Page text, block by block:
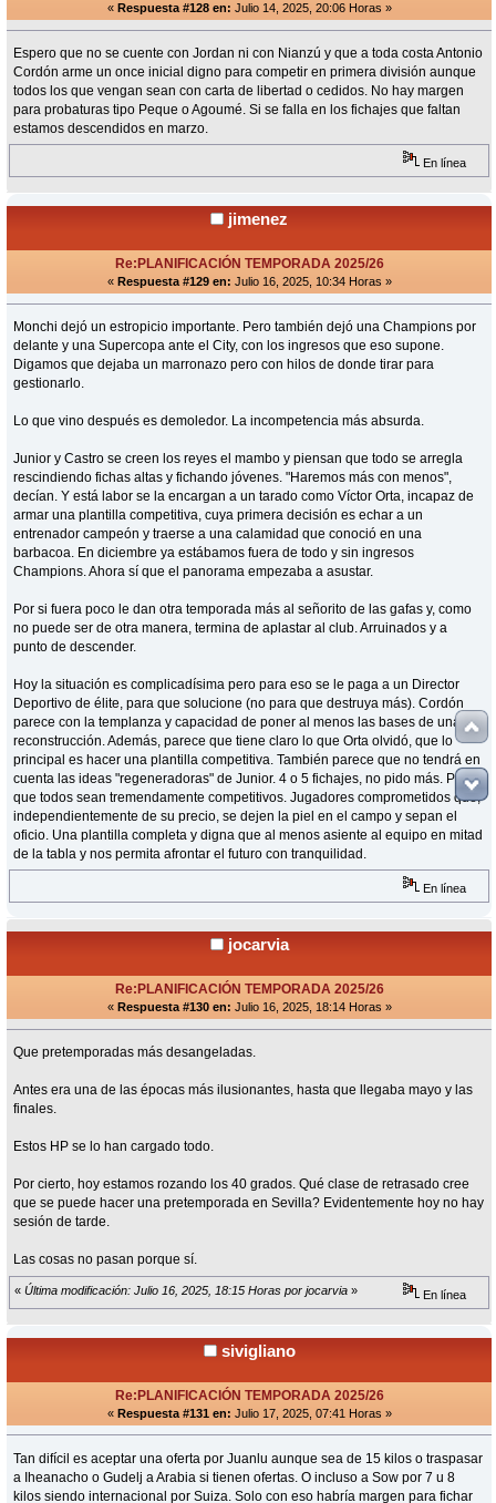
« Respuesta #128 en: Julio 14, 2025, 20:06 Horas »
Espero que no se cuente con Jordan ni con Nianzú y que a toda costa Antonio
Cordón arme un once inicial digno para competir en primera división aunque
todos los que vengan sean con carta de libertad o cedidos. No hay margen
para probaturas tipo Peque o Agoumé. Si se falla en los fichajes que faltan
estamos descendidos en marzo.
En línea
jimenez
Re:PLANIFICACIÓN TEMPORADA 2025/26
« Respuesta #129 en: Julio 16, 2025, 10:34 Horas »
Monchi dejó un estropicio importante. Pero también dejó una Champions por
delante y una Supercopa ante el City, con los ingresos que eso supone.
Digamos que dejaba un marronazo pero con hilos de donde tirar para
gestionarlo.
Lo que vino después es demoledor. La incompetencia más absurda.
Junior y Castro se creen los reyes el mambo y piensan que todo se arregla
rescindiendo fichas altas y fichando jóvenes. "Haremos más con menos",
decían. Y está labor se la encargan a un tarado como Víctor Orta, incapaz de
armar una plantilla competitiva, cuya primera decisión es echar a un
entrenador campeón y traerse a una calamidad que conoció en una
barbacoa. En diciembre ya estábamos fuera de todo y sin ingresos
Champions. Ahora sí que el panorama empezaba a asustar.
Por si fuera poco le dan otra temporada más al señorito de las gafas y, como
no puede ser de otra manera, termina de aplastar al club. Arruinados y a
punto de descender.
Hoy la situación es complicadísima pero para eso se le paga a un Director
Deportivo de élite, para que solucione (no para que destruya más). Cordón
parece con la templanza y capacidad de poner al menos las bases de una
reconstrucción. Además, parece que tiene claro lo que Orta olvidó, que lo
principal es hacer una plantilla competitiva. También parece que no tendrá en
cuenta las ideas "regeneradoras" de Junior. 4 o 5 fichajes, no pido más. Pero
que todos sean tremendamente competitivos. Jugadores comprometidos que,
independientemente de su precio, se dejen la piel en el campo y sepan el
oficio. Una plantilla completa y digna que al menos asiente al equipo en mitad
de la tabla y nos permita afrontar el futuro con tranquilidad.
En línea
jocarvia
Re:PLANIFICACIÓN TEMPORADA 2025/26
« Respuesta #130 en: Julio 16, 2025, 18:14 Horas »
Que pretemporadas más desangeladas.
Antes era una de las épocas más ilusionantes, hasta que llegaba mayo y las
finales.
Estos HP se lo han cargado todo.
Por cierto, hoy estamos rozando los 40 grados. Qué clase de retrasado cree
que se puede hacer una pretemporada en Sevilla? Evidentemente hoy no hay
sesión de tarde.
Las cosas no pasan porque sí.
« Última modificación: Julio 16, 2025, 18:15 Horas por jocarvia » En línea
sivigliano
Re:PLANIFICACIÓN TEMPORADA 2025/26
« Respuesta #131 en: Julio 17, 2025, 07:41 Horas »
Tan difícil es aceptar una oferta por Juanlu aunque sea de 15 kilos o traspasar
a Iheanacho o Gudelj a Arabia si tienen ofertas. O incluso a Sow por 7 u 8
kilos siendo internacional por Suiza. Solo con eso habría margen para fichar